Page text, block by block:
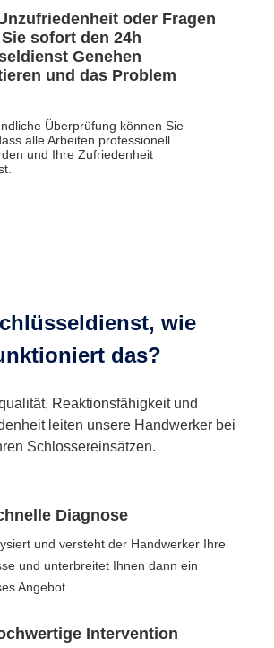
oder Fragen
sofort den 24h
Genehen
und das Problem
Überprüfung können Sie
alle Arbeiten professionell
und Ihre Zufriedenheit
wie
das?
Reaktionsfähigkeit und
leiten unsere Handwerker bei
Schlossereinsätzen.
Diagnose
und versteht der Handwerker Ihre
und unterbreitet Ihnen dann ein
Angebot.
Intervention